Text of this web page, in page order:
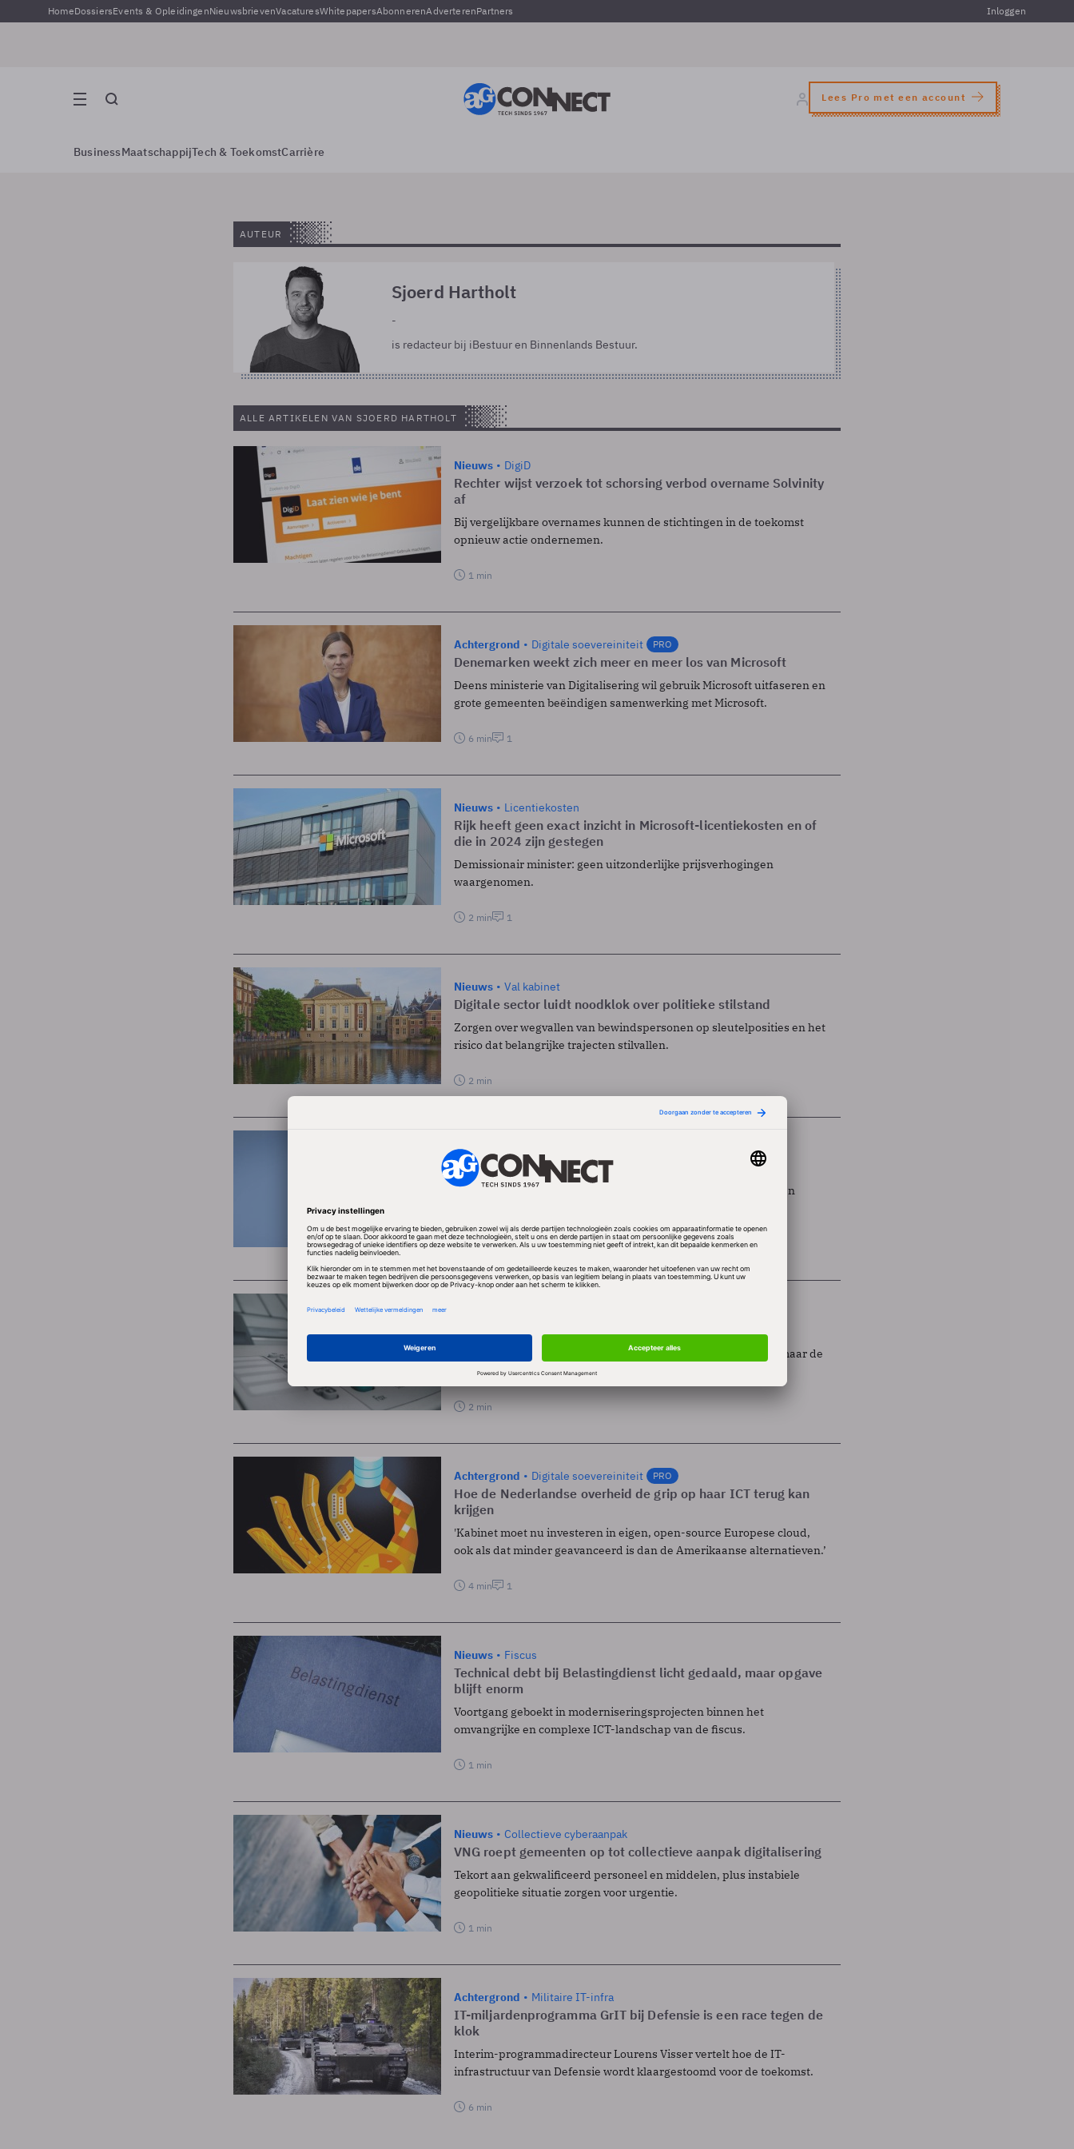
HomeDossiersEvents & OpleidingenNieuwsbrievenVacaturesWhitepapersAbonnerenAdverterenPartners Inloggen
Lees Pro met een account
BusinessMaatschappijTech & ToekomstCarrière
AUTEUR
Sjoerd Hartholt
-
is redacteur bij iBestuur en Binnenlands Bestuur.
ALLE ARTIKELEN VAN SJOERD HARTHOLT
Nieuws DigiD
Rechter wijst verzoek tot schorsing verbod overname Solvinity
af
Bij vergelijkbare overnames kunnen de stichtingen in de toekomst
opnieuw actie ondernemen.
1 min
Achtergrond Digitale soevereiniteit PRO
Denemarken weekt zich meer en meer los van Microsoft
Deens ministerie van Digitalisering wil gebruik Microsoft uitfaseren en
grote gemeenten beëindigen samenwerking met Microsoft.
6 min 1
Nieuws Licentiekosten
Rijk heeft geen exact inzicht in Microsoft-licentiekosten en of
die in 2024 zijn gestegen
Demissionair minister: geen uitzonderlijke prijsverhogingen
waargenomen.
2 min 1
Nieuws Val kabinet
Digitale sector luidt noodklok over politieke stilstand
Zorgen over wegvallen van bewindspersonen op sleutelposities en het
risico dat belangrijke trajecten stilvallen.
2 min
Nieuws
Gemeenten en Rijk harmoniseren hun cloudbeleid
Kabinet en Kamer vinden elkaar op grote lijnen in wens voor een
2 min
Het stille einde van de fax op het gemeentehuis
Handjevol gemeenten meldt nog faxnummer op zijn website, maar de
apparaten staan vooral stof te happen.
2 min
Achtergrond Digitale soevereiniteit PRO
Hoe de Nederlandse overheid de grip op haar ICT terug kan
krijgen
'Kabinet moet nu investeren in eigen, open-source Europese cloud,
ook als dat minder geavanceerd is dan de Amerikaanse alternatieven.’
4 min 1
Nieuws Fiscus
Technical debt bij Belastingdienst licht gedaald, maar opgave
blijft enorm
Voortgang geboekt in moderniseringsprojecten binnen het
omvangrijke en complexe ICT-landschap van de fiscus.
1 min
Nieuws Collectieve cyberaanpak
VNG roept gemeenten op tot collectieve aanpak digitalisering
Tekort aan gekwalificeerd personeel en middelen, plus instabiele
geopolitieke situatie zorgen voor urgentie.
1 min
Achtergrond Militaire IT-infra
IT-miljardenprogramma GrIT bij Defensie is een race tegen de
klok
Interim-programmadirecteur Lourens Visser vertelt hoe de IT-
infrastructuur van Defensie wordt klaargestoomd voor de toekomst.
6 min